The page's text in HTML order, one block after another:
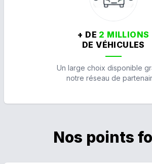
+ DE 2 MILLIONS
DE VÉHICULES
Un large choix disponible
notre réseau de
Nos points